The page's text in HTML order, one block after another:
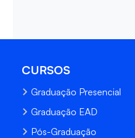
CURSOS
Graduação Presencial
Graduação EAD
Pós-Graduação